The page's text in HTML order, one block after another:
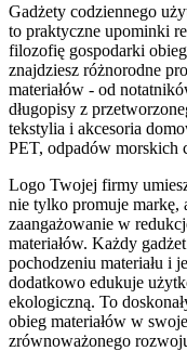
Gadżety codziennego
to praktyczne upominki
filozofię gospodarki
znajdziesz różnorodne
materiałów - od
długopisy z
tekstylia i akcesoria
PET, odpadów morskich
Logo Twojej firmy
nie tylko promuje markę,
zaangażowanie w
materiałów. Każdy
pochodzeniu materiału i
dodatkowo edukuje
ekologiczną. To
obieg materiałów w
zrównoważonego